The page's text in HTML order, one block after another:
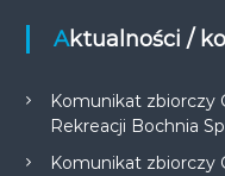
Aktualności /
Komunikat zbiorczy
Rekreacji Bochnia
Komunikat zbiorczy